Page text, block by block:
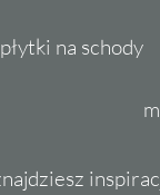
płytki na schody